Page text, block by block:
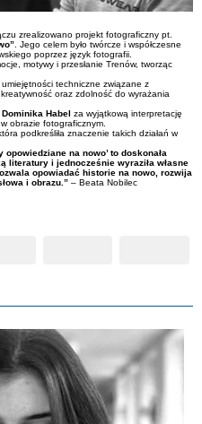
zrealizowano projekt fotograficzny pt.
. Jego celem było twórcze i współczesne
poprzez język fotografii.
motywy i przesłanie Trenów, tworząc
techniczne związane z
oraz zdolność do wyrażania
Dominika Habel za wyjątkową interpretację
obrazie fotograficznym.
która podkreśliła znaczenie takich działań w
opowiedziane na nowo’ to doskonała
literatury i jednocześnie wyraziła własne
opowiadać historie na nowo, rozwija
i obrazu.” – Beata Nobilec